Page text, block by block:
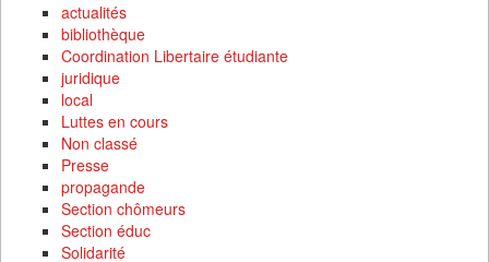
actualités
bibliothèque
Coordination Libertaire étudiante
juridique
local
Luttes en cours
Non classé
Presse
propagande
Section chômeurs
Section éduc
Solidarité